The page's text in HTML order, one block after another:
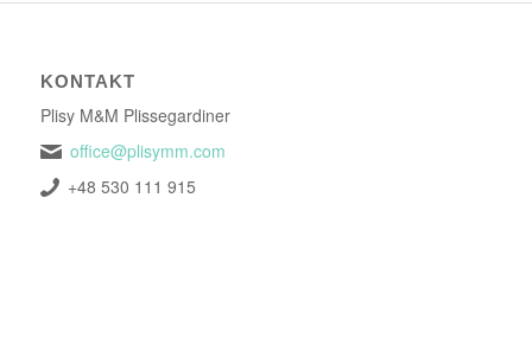
KONTAKT
Plisy M&M Plissegardiner
office@plisymm.com
+48 530 111 915